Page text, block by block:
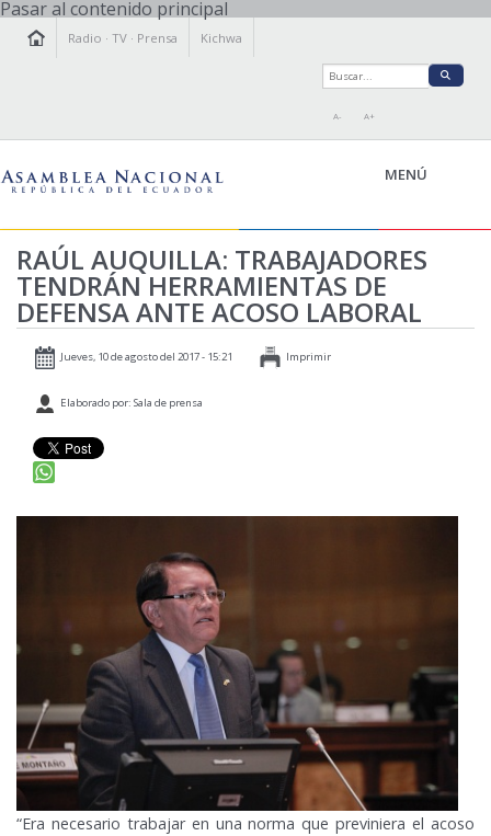
Pasar al contenido principal
Radio ·TV · Prensa Kichwa
A- A+
MENÚ
LA ASAMBLEA
LEGISLAMOS
FISCALIZAMOS
PRENSA
PARTICIPACIÓN
RELACIONES INTERNACIONALES
AGENDA
RAÚL AUQUILLA: TRABAJADORES
TENDRÁN HERRAMIENTAS DE
DEFENSA ANTE ACOSO LABORAL
Jueves, 10 de agosto del 2017 - 15:21 Imprimir
Elaborado por: Sala de prensa
“Era necesario trabajar en una norma que previniera el acoso